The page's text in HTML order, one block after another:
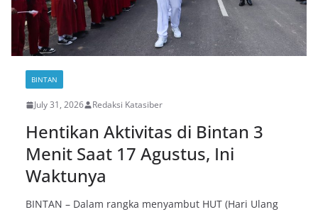
BINTAN
July 31, 2026 Redaksi Katasiber
Hentikan Aktivitas di Bintan 3
Menit Saat 17 Agustus, Ini
Waktunya
BINTAN – Dalam rangka menyambut HUT (Hari Ulang